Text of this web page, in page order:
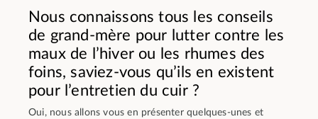
Nous connaissons tous les conseils
de grand-mère pour lutter contre les
maux de l’hiver ou les rhumes des
foins, saviez-vous qu’ils en existent
pour l’entretien du cuir ?
Oui, nous allons vous en présenter quelques-unes et